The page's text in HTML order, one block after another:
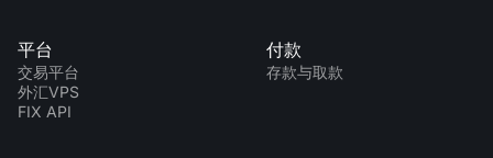
平台
交易平台
外汇VPS
FIX API
付款
存款与取款